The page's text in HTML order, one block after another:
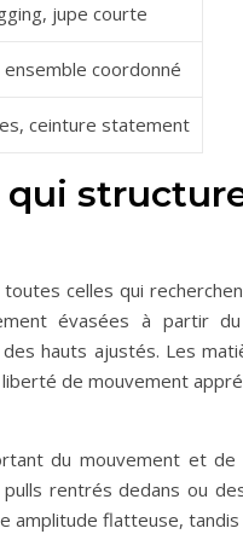
jupe courte
coordonné
ceinture statement
qui
celles qui
évasées à partir
hauts ajustés. Les
de mouvement
du mouvement et de
rentrés dedans ou
amplitude flatteuse,